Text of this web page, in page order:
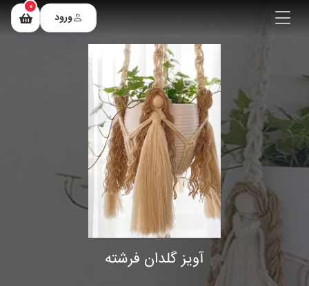
ورود
0
آویز گلدان فرشته